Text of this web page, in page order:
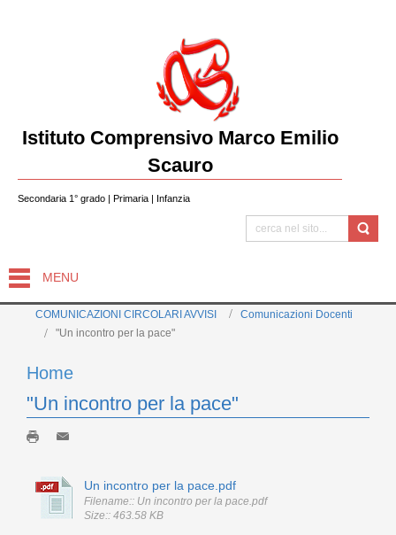
Istituto Comprensivo Marco Emilio
Scauro
Secondaria 1° grado | Primaria | Infanzia
MENU
COMUNICAZIONI CIRCOLARI AVVISI
Comunicazioni Docenti
"Un incontro per la pace"
Home
"Un incontro per la pace"
Un incontro per la pace.pdf
Filename:: Un incontro per la pace.pdf
Size:: 463.58 KB